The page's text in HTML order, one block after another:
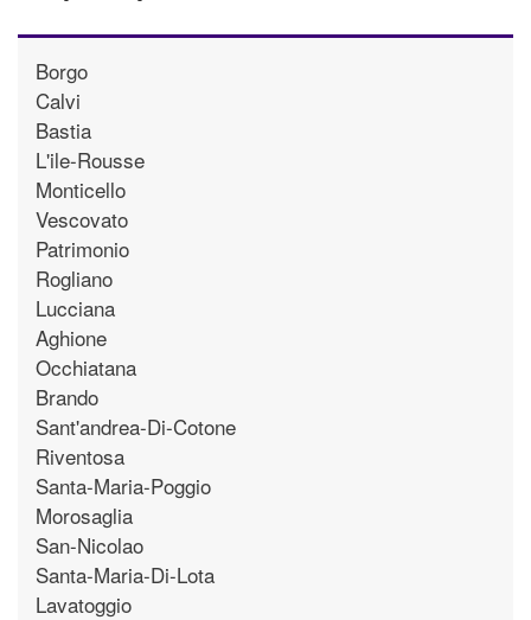
Borgo
Calvi
Bastia
L'ile-Rousse
Monticello
Vescovato
Patrimonio
Rogliano
Lucciana
Aghione
Occhiatana
Brando
Sant'andrea-Di-Cotone
Riventosa
Santa-Maria-Poggio
Morosaglia
San-Nicolao
Santa-Maria-Di-Lota
Lavatoggio